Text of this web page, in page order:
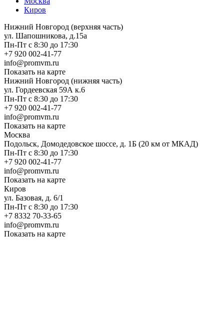
Киров
Нижний Новгород (верхняя часть)
ул. Шапошникова, д.15а
Пн-Пт с 8:30 до 17:30
+7 920 002-41-77
info@promvm.ru
Показать на карте
Нижний Новгород (нижняя часть)
ул. Гордеевская 59А к.6
Пн-Пт с 8:30 до 17:30
+7 920 002-41-77
info@promvm.ru
Показать на карте
Москва
Подольск, Домодедовское шоссе, д. 1Б (20 км от МКАД)
Пн-Пт с 8:30 до 17:30
+7 920 002-41-77
info@promvm.ru
Показать на карте
Киров
ул. Базовая, д. 6/1
Пн-Пт с 8:30 до 17:30
+7 8332 70-33-65
info@promvm.ru
Показать на карте